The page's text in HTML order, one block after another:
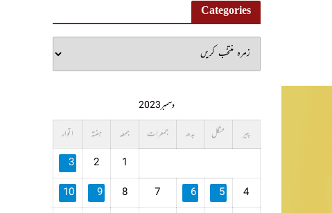
Categories
دسمبر 2023
پیر
منگل بدھ جمعرات جمعہ ہفتہ اتوار
1
2
3
4
5
6
7
8
9
10